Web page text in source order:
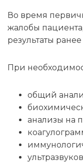
Во время
жалобы
результаты
При
общий
анализы на